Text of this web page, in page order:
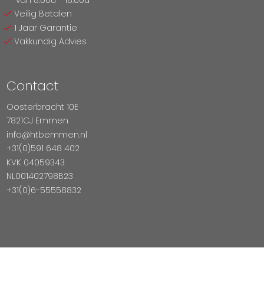
Veilig Betalen
1 Jaar Garantie
Vakkundig Advies
Contact
Oosterbracht 10E
7821CJ Emmen
info@htbemmen.nl
+31(0)591 648 402
KVK 04059343
NL001402798B23
+31(0)6-55558832